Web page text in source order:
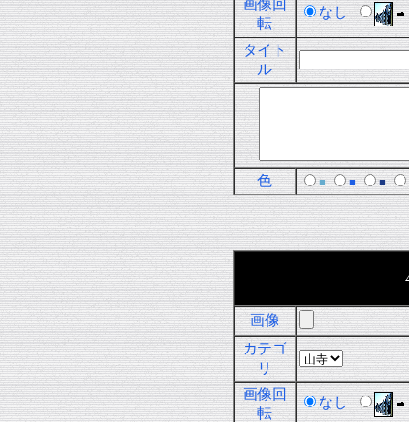
画像回
転
なし
タイト
ル
色 ■ ■ ■
画像
カテゴ
リ
画像回
転
なし